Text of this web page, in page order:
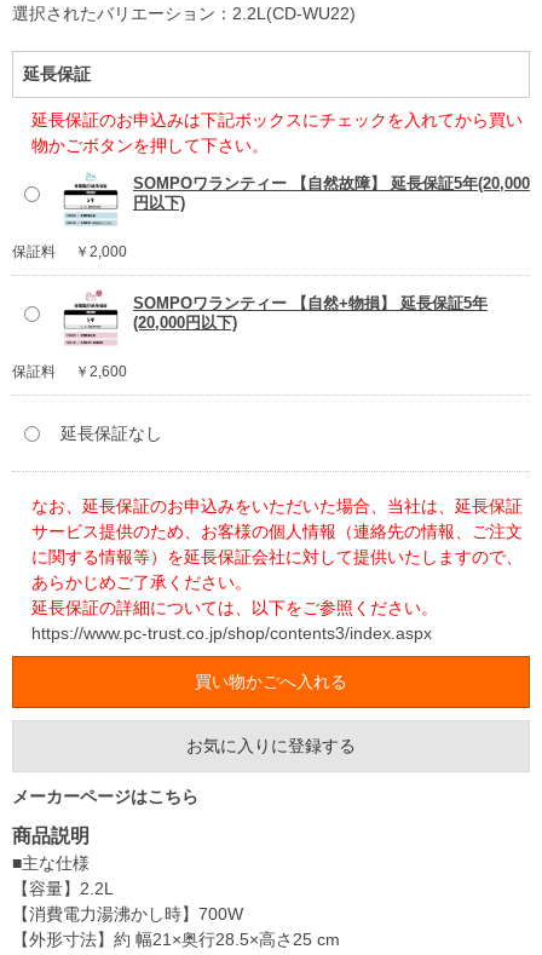
選択されたバリエーション：2.2L(CD-WU22)
延長保証
延長保証のお申込みは下記ボックスにチェックを入れてから買い
物かごボタンを押して下さい。
SOMPOワランティー 【自然故障】 延長保証5年(20,000
円以下)
保証料 ￥2,000
SOMPOワランティー 【自然+物損】 延長保証5年
(20,000円以下)
保証料 ￥2,600
延長保証なし
なお、延長保証のお申込みをいただいた場合、当社は、延長保証
サービス提供のため、お客様の個人情報（連絡先の情報、ご注文
に関する情報等）を延長保証会社に対して提供いたしますので、
あらかじめご了承ください。
延長保証の詳細については、以下をご参照ください。
https://www.pc-trust.co.jp/shop/contents3/index.aspx
お気に入りに登録する
メーカーページはこちら
商品説明
■主な仕様
【容量】2.2L
【消費電力湯沸かし時】700W
【外形寸法】約 幅21×奥行28.5×高さ25 cm